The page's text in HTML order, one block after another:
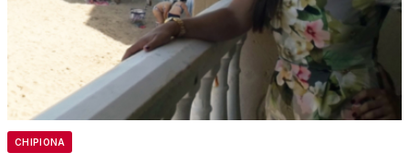
CHIPIONA